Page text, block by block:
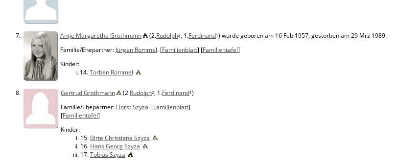
7. Antje Margaretha Grothmann (2.Rudolph2, 1.Ferdinand1) wurde geboren am 16 Feb 1957; gestorben am 29 Mrz 1989.
Familie/Ehepartner: Jürgen Rommel. [Familienblatt] [Familientafel]
Kinder:
14.Torben Rommel
8. Gertrud Grothmann (2.Rudolph2, 1.Ferdinand1)
Familie/Ehepartner: Horst Szyza. [Familienblatt]
[Familientafel]
Kinder:
15. Birte Christiane Szyza
16. Hans Georg Szyza
17.Tobias Szyza